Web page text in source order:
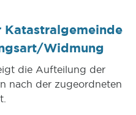
Katastralgemeinde
Widmung
die Aufteilung der
nach der zugeordneten